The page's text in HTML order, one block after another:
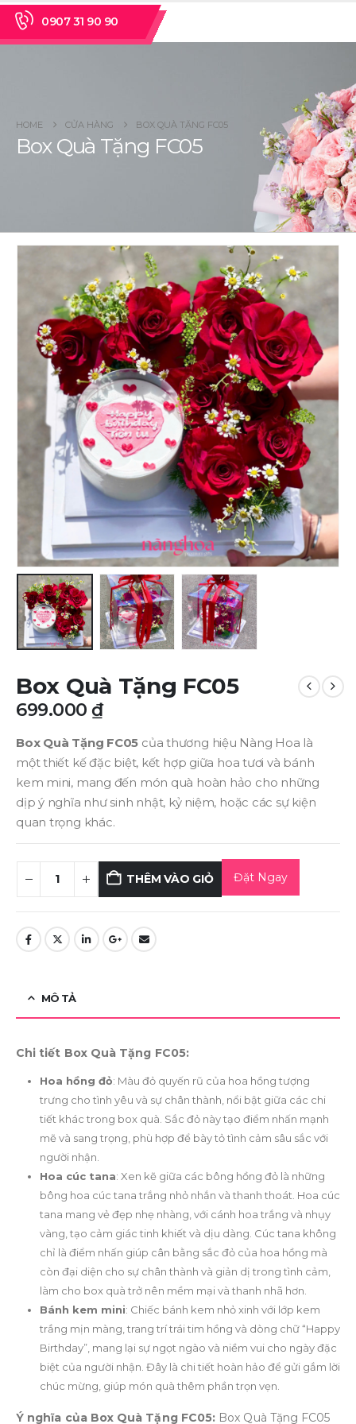
0907 31 90 90
HOME CỬA HÀNG BOX QUÀ TẶNG FC05
Box Quà Tặng FC05
Box Quà Tặng FC05
699.000₫
Box Quà Tặng FC05 của thương hiệu Nàng Hoa là
một thiết kế đặc biệt, kết hợp giữa hoa tươi và bánh
kem mini, mang đến món quà hoàn hảo cho những
dịp ý nghĩa như sinh nhật, kỷ niệm, hoặc các sự kiện
quan trọng khác.
THÊM VÀO GIỎ Đặt Ngay
MÔ TẢ
Chi tiết Box Quà Tặng FC05:
Hoa hồng đỏ: Màu đỏ quyến rũ của hoa hồng tượng
trưng cho tình yêu và sự chân thành, nổi bật giữa các chi
tiết khác trong box quà. Sắc đỏ này tạo điểm nhấn mạnh
mẽ và sang trọng, phù hợp để bày tỏ tình cảm sâu sắc với
người nhận.
Hoa cúc tana: Xen kẽ giữa các bông hồng đỏ là những
bông hoa cúc tana trắng nhỏ nhắn và thanh thoát. Hoa cúc
tana mang vẻ đẹp nhẹ nhàng, với cánh hoa trắng và nhụy
vàng, tạo cảm giác tinh khiết và dịu dàng. Cúc tana không
chỉ là điểm nhấn giúp cân bằng sắc đỏ của hoa hồng mà
còn đại diện cho sự chân thành và giản dị trong tình cảm,
làm cho box quà trở nên mềm mại và thanh nhã hơn.
Bánh kem mini: Chiếc bánh kem nhỏ xinh với lớp kem
trắng mịn màng, trang trí trái tim hồng và dòng chữ “Happy
Birthday”, mang lại sự ngọt ngào và niềm vui cho ngày đặc
biệt của người nhận. Đây là chi tiết hoàn hảo để gửi gắm lời
chúc mừng, giúp món quà thêm phần trọn vẹn.
Ý nghĩa của Box Quà Tặng FC05: Box Quà Tặng FC05